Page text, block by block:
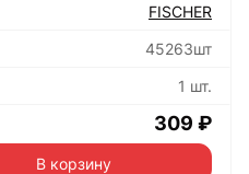
FISCHER
45263шт
1 шт.
309 ₽
В корзину